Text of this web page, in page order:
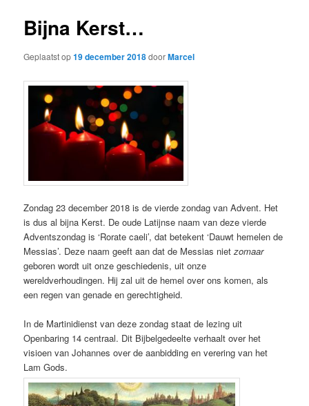
Bijna Kerst…
Geplaatst op19 december 2018doorMarcel
Zondag 23 december 2018 is de vierde zondag van Advent. Het
is dus al bijna Kerst. De oude Latijnse naam van deze vierde
Adventszondag is ‘Rorate caeli’, dat betekent ‘Dauwt hemelen de
Messias’. Deze naam geeft aan dat de Messias nietzomaar
geboren wordt uit onze geschiedenis, uit onze
wereldverhoudingen. Hij zal uit de hemel over ons komen, als
een regen van genade en gerechtigheid.
In de Martinidienst van deze zondag staat de lezing uit
Openbaring 14 centraal. Dit Bijbelgedeelte verhaalt over het
visioen van Johannes over de aanbidding en verering van het
Lam Gods.